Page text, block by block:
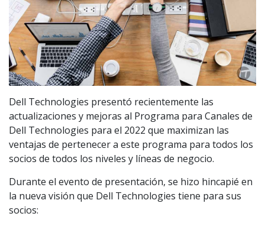
Dell Technologies presentó recientemente las
actualizaciones y mejoras al Programa para Canales de
Dell Technologies para el 2022 que maximizan las
ventajas de pertenecer a este programa para todos los
socios de todos los niveles y líneas de negocio.
Durante el evento de presentación, se hizo hincapié en
la nueva visión que Dell Technologies tiene para sus
socios:
MÉXICO